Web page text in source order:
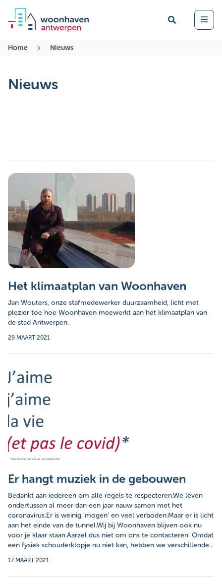
Zoek Open
Home Nieuws
Nieuws
Het klimaatplan van Woonhaven
Jan Wouters, onze stafmedewerker duurzaamheid, licht met
plezier toe hoe Woonhaven meewerkt aan het klimaatplan van
de stad Antwerpen.
29 MAART 2021
Er hangt muziek in de gebouwen
Bedankt aan iedereen om alle regels te respecteren.We leven
ondertussen al meer dan een jaar nauw samen met het
coronavirus.Er is weinig ‘mogen’ en veel verboden.Maar er is licht
aan het einde van de tunnel.Wij bij Woonhaven blijven ook nu
voor je klaar staan.Aarzel dus niet om ons te contacteren. Omdat
een fysiek schouderklopje nu niet kan, hebben we verschillende...
17 MAART 2021